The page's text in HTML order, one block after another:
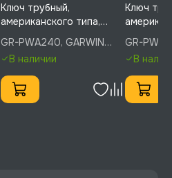
Ключ трубный,
американского типа,
Стиллсона, 90°, 90 мм,
GARWIN PRO, GR-
PWA240
GR-PWA240, GARWIN
PROВ наличии
Ключ
GARWIN
PWA080
GR-
PRO
В